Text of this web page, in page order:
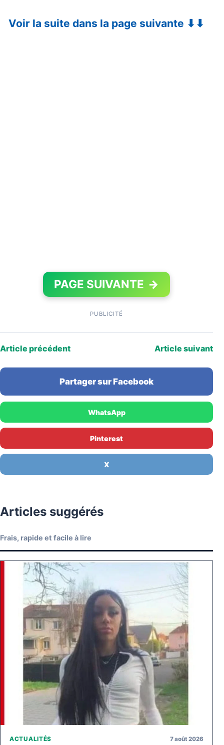
Voir la suite dans la page suivante ⬇⬇
PAGE SUIVANTE →
PUBLICITÉ
Article précédent Article suivant
Partager sur Facebook
WhatsApp
Pinterest
X
Articles suggérés
Frais, rapide et facile à lire
ACTUALITÉS 7 août 2026